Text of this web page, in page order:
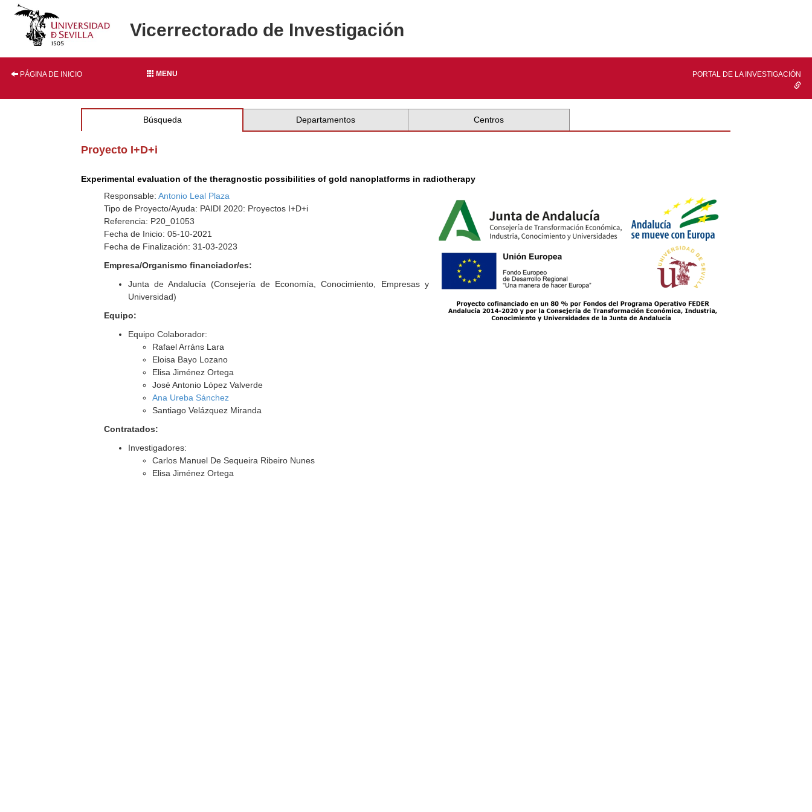
Vicerrectorado de Investigación
PÁGINA DE INICIO MENU PORTAL DE LA INVESTIGACIÓN
Búsqueda Departamentos Centros
Proyecto I+D+i
Experimental evaluation of the theragnostic possibilities of gold nanoplatforms in radiotherapy
Responsable:Antonio Leal Plaza
Tipo de Proyecto/Ayuda: PAIDI 2020: Proyectos I+D+i
Referencia: P20_01053
Fecha de Inicio: 05-10-2021
Fecha de Finalización: 31-03-2023
Empresa/Organismo financiador/es:
Junta de Andalucía (Consejería de Economía, Conocimiento, Empresas y
Universidad)
Equipo:
Equipo Colaborador:
Rafael Arráns Lara
Eloisa Bayo Lozano
Elisa Jiménez Ortega
José Antonio López Valverde
Ana Ureba Sánchez
Santiago Velázquez Miranda
Contratados:
Investigadores:
Carlos Manuel De Sequeira Ribeiro Nunes
Elisa Jiménez Ortega